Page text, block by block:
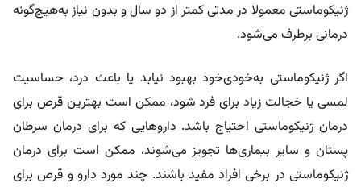
ژنیکوماستی معمولا در مدتی کمتر از دو سال و بدون نیاز به‌هیچ‌گونه
درمانی برطرف می‌شود.
اگر ژنیکوماستی به‌خودی‌خود بهبود نیابد یا باعث درد، حساسیت
لمسی یا خجالت زیاد برای فرد شود، ممکن است بهترین قرص برای
درمان ژنیکوماستیاحتیاج باشد. داروهایی که برای درمان سرطان
پستان و سایر بیماری‌ها تجویز می‌شوند، ممکن است برای درمان
ژنیکوماستی در برخی افراد مفید باشند. چند مورد دارو و قرص برای